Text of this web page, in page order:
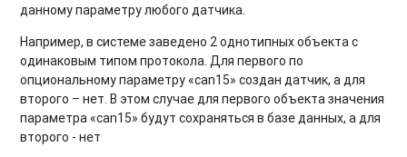
данному параметру любого датчика.
Например, в системе заведено 2 однотипных объекта с
одинаковым типом протокола. Для первого по
опциональному параметру «can15» создан датчик, а для
второго – нет. В этом случае для первого объекта значения
параметра «can15» будут сохраняться в базе данных, а для
второго - нет